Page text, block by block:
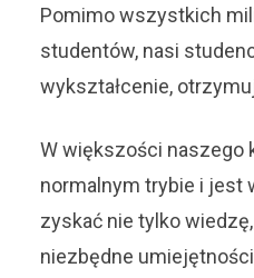
Pomimo wszystkich
studentów, nasi
wykształcenie,
W większości naszego
normalnym trybie i jest
zyskać nie tylko
niezbędne